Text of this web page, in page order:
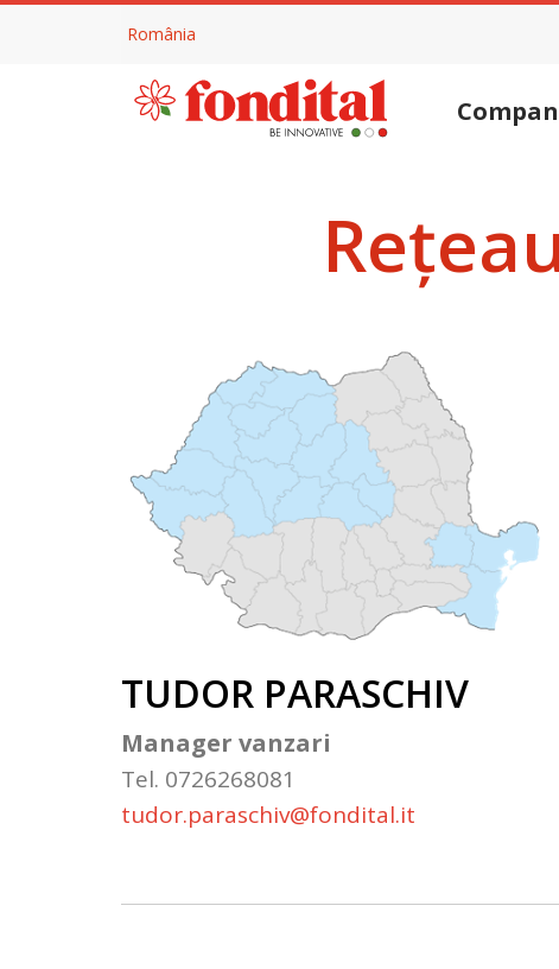
România
TUDOR PARASCHIV
Manager vanzari
Tel. 0726268081
tudor.paraschiv@fondital.it